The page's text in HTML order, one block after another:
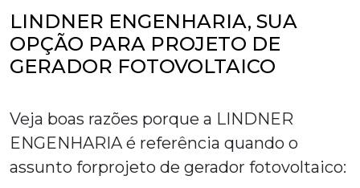
LINDNER ENGENHARIA, SUA
OPÇÃO PARA PROJETO DE
GERADOR FOTOVOLTAICO
Veja boas razões porque a LINDNER
ENGENHARIA é referência quando o
assunto forprojeto de gerador fotovoltaico: